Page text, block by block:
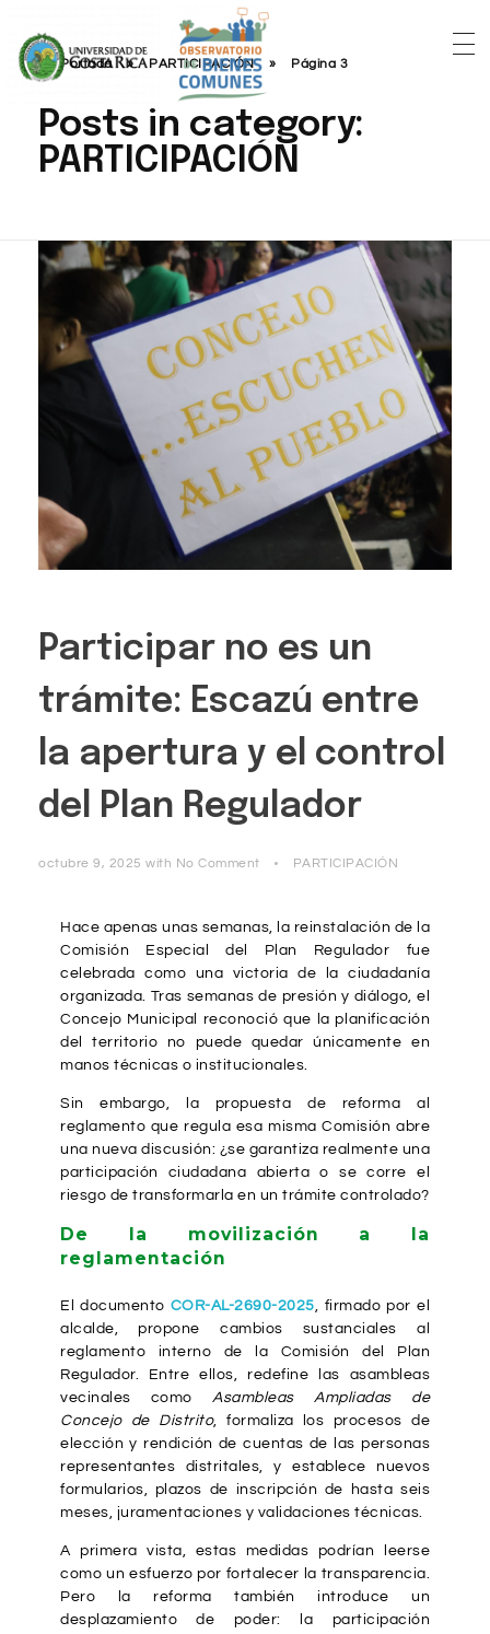
Portada » PARTICIPACIÓN » Página 3
Posts in category:
PARTICIPACIÓN
Participar no es un
trámite: Escazú entre
la apertura y el control
del Plan Regulador
octubre 9, 2025 with No Comment PARTICIPACIÓN
Hace apenas unas semanas, la reinstalación de la
Comisión Especial del Plan Regulador fue
celebrada como una victoria de la ciudadanía
organizada. Tras semanas de presión y diálogo, el
Concejo Municipal reconoció que la planificación
del territorio no puede quedar únicamente en
manos técnicas o institucionales.
Sin embargo, la propuesta de reforma al
reglamento que regula esa misma Comisión abre
una nueva discusión: ¿se garantiza realmente una
participación ciudadana abierta o se corre el
riesgo de transformarla en un trámite controlado?
De la movilización a la
reglamentación
El documento COR-AL-2690-2025, firmado por el
alcalde, propone cambios sustanciales al
reglamento interno de la Comisión del Plan
Regulador. Entre ellos, redefine las asambleas
vecinales comoAsambleas Ampliadas de
Concejo de Distrito, formaliza los procesos de
elección y rendición de cuentas de las personas
representantes distritales, y establece nuevos
formularios, plazos de inscripción de hasta seis
meses, juramentaciones y validaciones técnicas.
A primera vista, estas medidas podrían leerse
como un esfuerzo por fortalecer la transparencia.
Pero la reforma también introduce un
desplazamiento de poder: la participación